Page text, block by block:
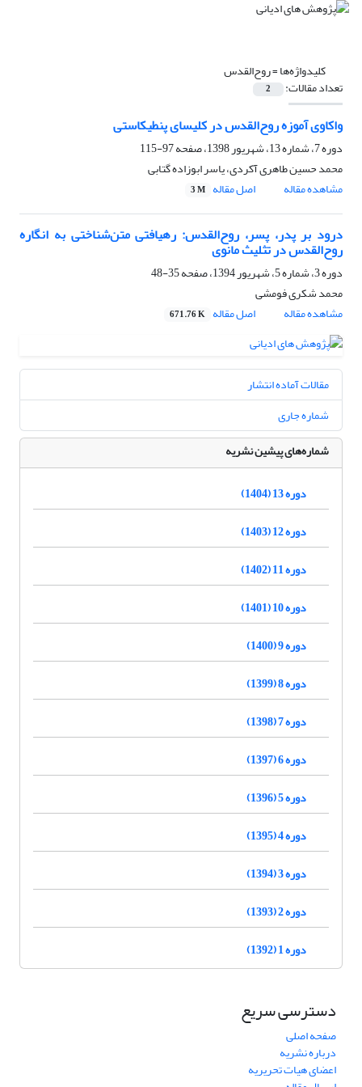
کلیدواژه‌ها =روح‌القدس
تعداد مقالات: 2
واکاوی آموزه روح‌القدس در کلیسای پنطیکاستی
دوره 7، شماره 13، شهریور 1398، صفحه
97-115
محمد حسین طاهری آکردی، یاسر ابوزاده گتابی
مشاهده مقاله
اصل مقاله 3 M
درود بر پدر، پسر، روح‌القدس: رهیافتی متن‌شناختی به انگاره
روح‌القدس در تثلیث مانوی
دوره 3، شماره 5، شهریور 1394، صفحه
35-48
محمد شکری فومشی
مشاهده مقاله
اصل مقاله 671.76 K
مقالات آماده انتشار
شماره جاری
شماره‌های پیشین نشریه
دوره 13 (1404)
دوره 12 (1403)
دوره 11 (1402)
دوره 10 (1401)
دوره 9 (1400)
دوره 8 (1399)
دوره 7 (1398)
دوره 6 (1397)
دوره 5 (1396)
دوره 4 (1395)
دوره 3 (1394)
دوره 2 (1393)
دوره 1 (1392)
دسترسی سریع
صفحه اصلی
درباره نشریه
اعضای هیات تحریریه